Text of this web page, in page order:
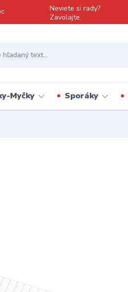
Neviete si rady?
Zavolajte.
Myčky Sporáky